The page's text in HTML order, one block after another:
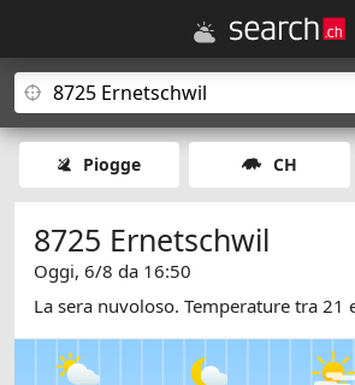
Piogge CH
8725 Ernetschwil
Oggi, 6/8 da 16:50
La sera nuvoloso. Temperature tra 21